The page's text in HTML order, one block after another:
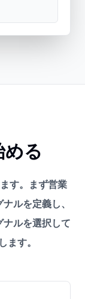
る
す。まず営業
ルを定義し、
ルを選択して
す。